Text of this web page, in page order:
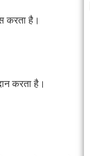
करता है।
करता है।